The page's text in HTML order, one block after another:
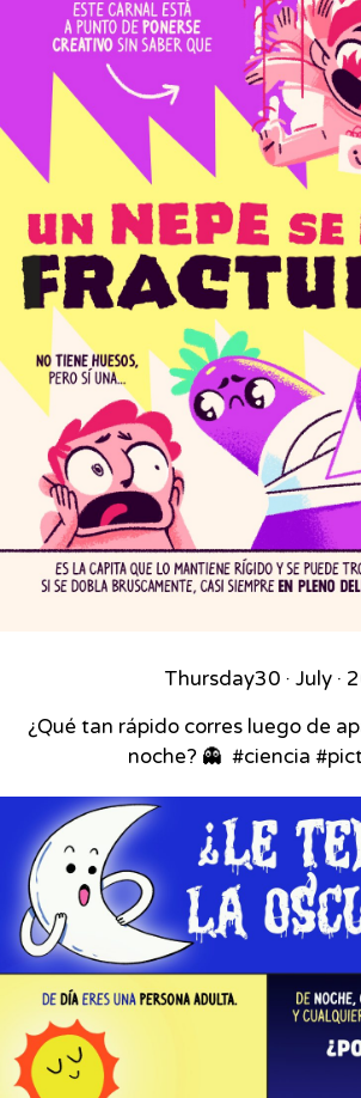
Thursday30 · July ·
¿Qué tan rápido corres luego de
noche? 👻⁣ ⁣ #ciencia